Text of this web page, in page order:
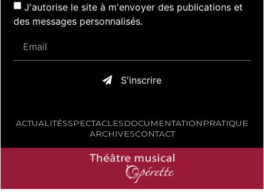
J'autorise le site à m'envoyer des publications et
des messages personnalisés.
S'inscrire
ACTUALITÉSSPECTACLESDOCUMENTATION PRATIQUE
ARCHIVESCONTACT